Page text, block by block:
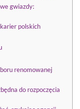
gwiazdy:
polskich
renomowanej
do rozpoczęcia